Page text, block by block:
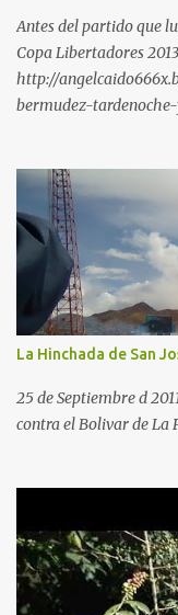
Antes del partido que
Copa Libertadores
http://
bermudez-
La Hinchada de San
25 de Septiembre d
contra el Bolivar de La